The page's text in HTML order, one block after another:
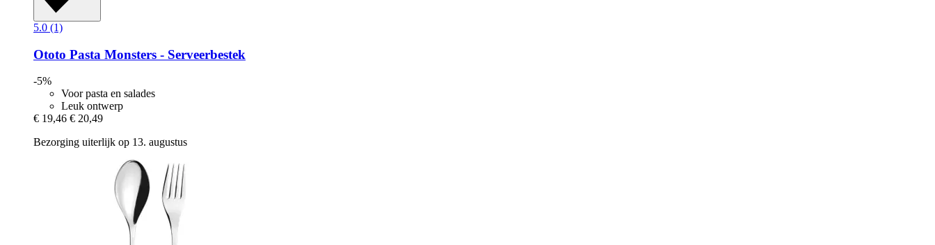
5.0 (1)
Ototo Pasta Monsters -​ Serveerbestek
-5%
Voor pasta en salades
Leuk ontwerp
€ 19,46 € 20,49
Bezorging uiterlijk op 13. augustus